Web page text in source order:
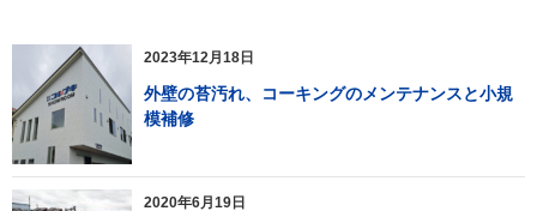
2023年12月18日
外壁の苔汚れ、コーキングのメンテナンスと小規
模補修
2020年6月19日